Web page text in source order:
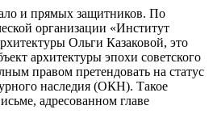
и прямых защитников. По
организации «Институт
Ольги Казаковой, это
архитектуры эпохи советского
правом претендовать на статус
наследия (ОКН). Такое
адресованном главе